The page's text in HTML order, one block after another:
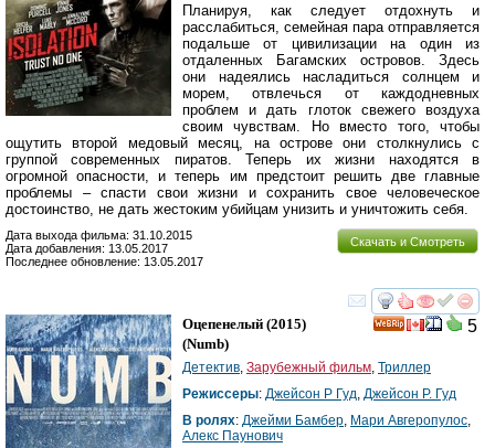
Планируя, как следует отдохнуть и
расслабиться, семейная пара отправляется
подальше от цивилизации на один из
отдаленных Багамских островов. Здесь
они надеялись насладиться солнцем и
морем, отвлечься от каждодневных
проблем и дать глоток свежего воздуха
своим чувствам. Но вместо того, чтобы
ощутить второй медовый месяц, на острове они столкнулись с
группой современных пиратов. Теперь их жизни находятся в
огромной опасности, и теперь им предстоит решить две главные
проблемы – спасти свои жизни и сохранить свое человеческое
достоинство, не дать жестоким убийцам унизить и уничтожить себя.
Скачать и Смотреть
Дата выхода фильма: 31.10.2015
Дата добавления: 13.05.2017
Последнее обновление: 13.05.2017
смотреть
5
Оцепенелый (2015)
(Numb)
Детектив, Зарубежный фильм, Триллер
Режиссеры: Джейсон Р Гуд, Джейсон Р. Гуд
В ролях: Джейми Бамбер, Мари Авгеропулос,
Алекс Паунович